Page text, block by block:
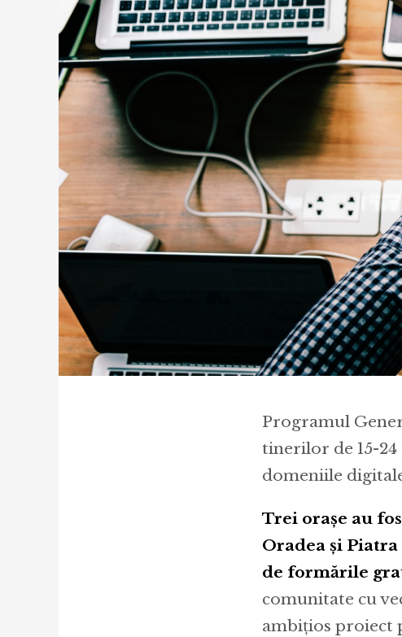
Programul
tinerilor de 15-
domeniile
Trei orașe au
Oradea și
de formările
comunitate cu
ambițios proiect